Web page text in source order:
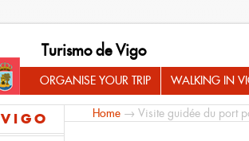
Turismo de Vigo
ORGANISE YOUR TRIP WALKING IN
VIGO Home → Visite guidée du port